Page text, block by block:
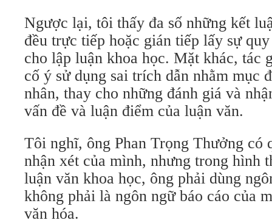
Ngược lại, tôi thấy đa số những kết
đều trực tiếp hoặc gián tiếp lấy sự
cho lập luận khoa học. Mặt khác, tác
cố ý sử dụng sai trích dẫn nhằm mục
nhân, thay cho những đánh giá và
vấn đề và luận điểm của luận văn.
Tôi nghĩ, ông Phan Trọng Thưởng có
nhận xét của mình, nhưng trong hình
luận văn khoa học, ông phải dùng
không phải là ngôn ngữ báo cáo của
văn hóa.